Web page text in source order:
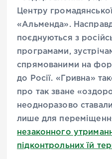
Центру
«Альменда».
поєднуються з
програмами,
спрямованими на
до Росії. «Гривна»
про так зване
неодноразово
лише для
незаконного
підконтрольних їй